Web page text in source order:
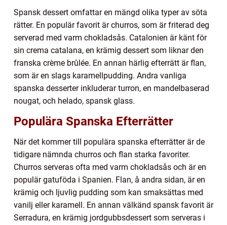
Spansk dessert omfattar en mängd olika typer av söta
rätter. En populär favorit är churros, som är friterad deg
serverad med varm chokladsås. Catalonien är känt för
sin crema catalana, en krämig dessert som liknar den
franska crème brûlée. En annan härlig efterrätt är flan,
som är en slags karamellpudding. Andra vanliga
spanska desserter inkluderar turron, en mandelbaserad
nougat, och helado, spansk glass.
Populära Spanska Efterrätter
När det kommer till populära spanska efterrätter är de
tidigare nämnda churros och flan starka favoriter.
Churros serveras ofta med varm chokladsås och är en
populär gatuföda i Spanien. Flan, å andra sidan, är en
krämig och ljuvlig pudding som kan smaksättas med
vanilj eller karamell. En annan välkänd spansk favorit är
Serradura, en krämig jordgubbsdessert som serveras i